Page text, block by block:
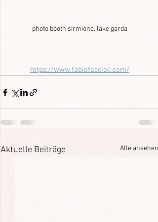
photo booth sirmione, lake garda
https://www.fabiofaccioli.com/
Aktuelle Beiträge Alle ansehen